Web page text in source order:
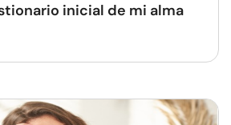
inicial de mi alma